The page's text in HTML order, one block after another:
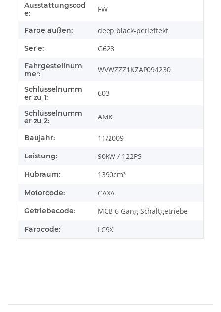
Ausstattungscod
e:
FW
Farbe außen: deep black-perleffekt
Serie: G628
Fahrgestellnum
mer:
WVWZZZ1KZAP094230
Schlüsselnumm
er zu 1:
603
Schlüsselnumm
er zu 2:
AMK
Baujahr: 11/2009
Leistung: 90kW / 122PS
Hubraum: 1390cm³
Motorcode: CAXA
Getriebecode: MCB 6 Gang Schaltgetriebe
Farbcode: LC9X